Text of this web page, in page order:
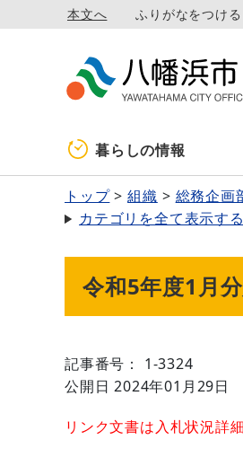
本文へ ふりがなをつける
暮らしの情報
トップ 組織 総務企画
カテゴリを全て表示する
令和5年度1月
記事番号： 1-3324
公開日 2024年01月29日
リンク文書は入札状況詳細